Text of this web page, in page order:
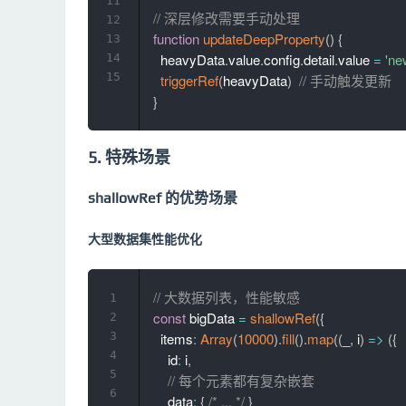
// 深层修改需要手动处理
function updateDeepProperty() {
  heavyData
.value.config.detail.value =
triggerRef(heavyData) // 手动触发更新
}
12
13
14
15
5. 特殊场景
shallowRef 的优势场景
大型数据集性能优化
// 大数据列表，性能敏感
const bigData = shallowRef({
  items
: Array(10000).fill().map(( , i) => ({
    id
: i,
// 每个元素都有复杂嵌套
    data
: { /* ... */}
1
2
3
4
5
6